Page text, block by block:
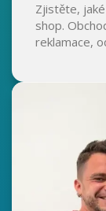
Zjistěte,
shop.
reklamace,